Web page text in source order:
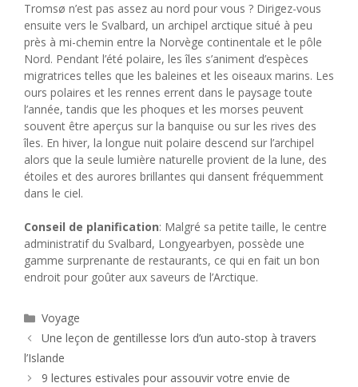
Tromsø n’est pas assez au nord pour vous ? Dirigez-vous
ensuite vers le Svalbard, un archipel arctique situé à peu
près à mi-chemin entre la Norvège continentale et le pôle
Nord. Pendant l’été polaire, les îles s’animent d’espèces
migratrices telles que les baleines et les oiseaux marins. Les
ours polaires et les rennes errent dans le paysage toute
l’année, tandis que les phoques et les morses peuvent
souvent être aperçus sur la banquise ou sur les rives des
îles. En hiver, la longue nuit polaire descend sur l’archipel
alors que la seule lumière naturelle provient de la lune, des
étoiles et des aurores brillantes qui dansent fréquemment
dans le ciel.
Conseil de planification: Malgré sa petite taille, le centre
administratif du Svalbard, Longyearbyen, possède une
gamme surprenante de restaurants, ce qui en fait un bon
endroit pour goûter aux saveurs de l’Arctique.
Catégories
Voyage
Une leçon de gentillesse lors d’un auto-stop à travers
l’Islande
9 lectures estivales pour assouvir votre envie de